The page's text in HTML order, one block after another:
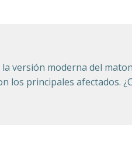
versión moderna del
los principales afectados.